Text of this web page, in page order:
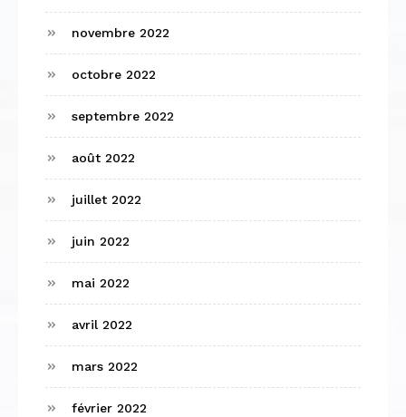
novembre 2022
octobre 2022
septembre 2022
août 2022
juillet 2022
juin 2022
mai 2022
avril 2022
mars 2022
février 2022